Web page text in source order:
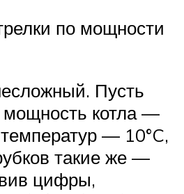
по мощности
Пусть
котла —
— 10°C,
такие же —
цифры,